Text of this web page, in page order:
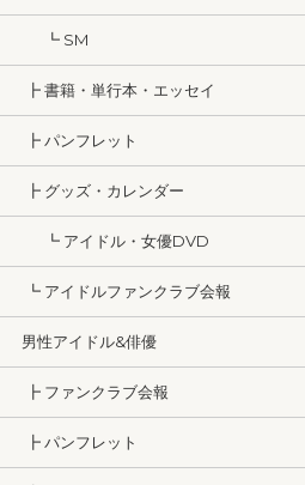
┗ SM
┣ 書籍・単行本・エッセイ
┣ パンフレット
┣ グッズ・カレンダー
┗ アイドル・女優DVD
┗ アイドルファンクラブ会報
男性アイドル&俳優
┣ ファンクラブ会報
┣ パンフレット